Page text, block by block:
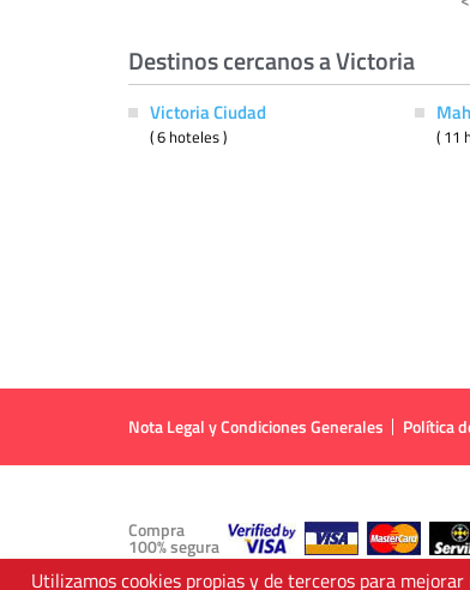
Destinos cercanos a Victoria
Victoria Ciudad
( 6 hoteles ) ( 11
Nota Legal y Condiciones Generales Política
Compra
100% segura
Utilizamos cookies propias y de terceros para